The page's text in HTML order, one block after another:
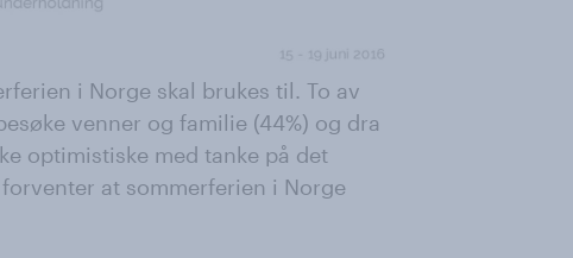
i Norge skal brukes til. To av
venner og familie (44%) og dra
optimistiske med tanke på det
at sommerferien i Norge